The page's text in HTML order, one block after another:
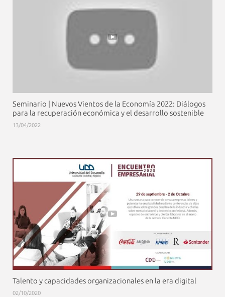
Seminario | Nuevos Vientos de la Economía 2022: Diálogos
para la recuperación económica y el desarrollo sostenible
13/04/2022
Talento y capacidades organizacionales en la era digital
02/10/2020